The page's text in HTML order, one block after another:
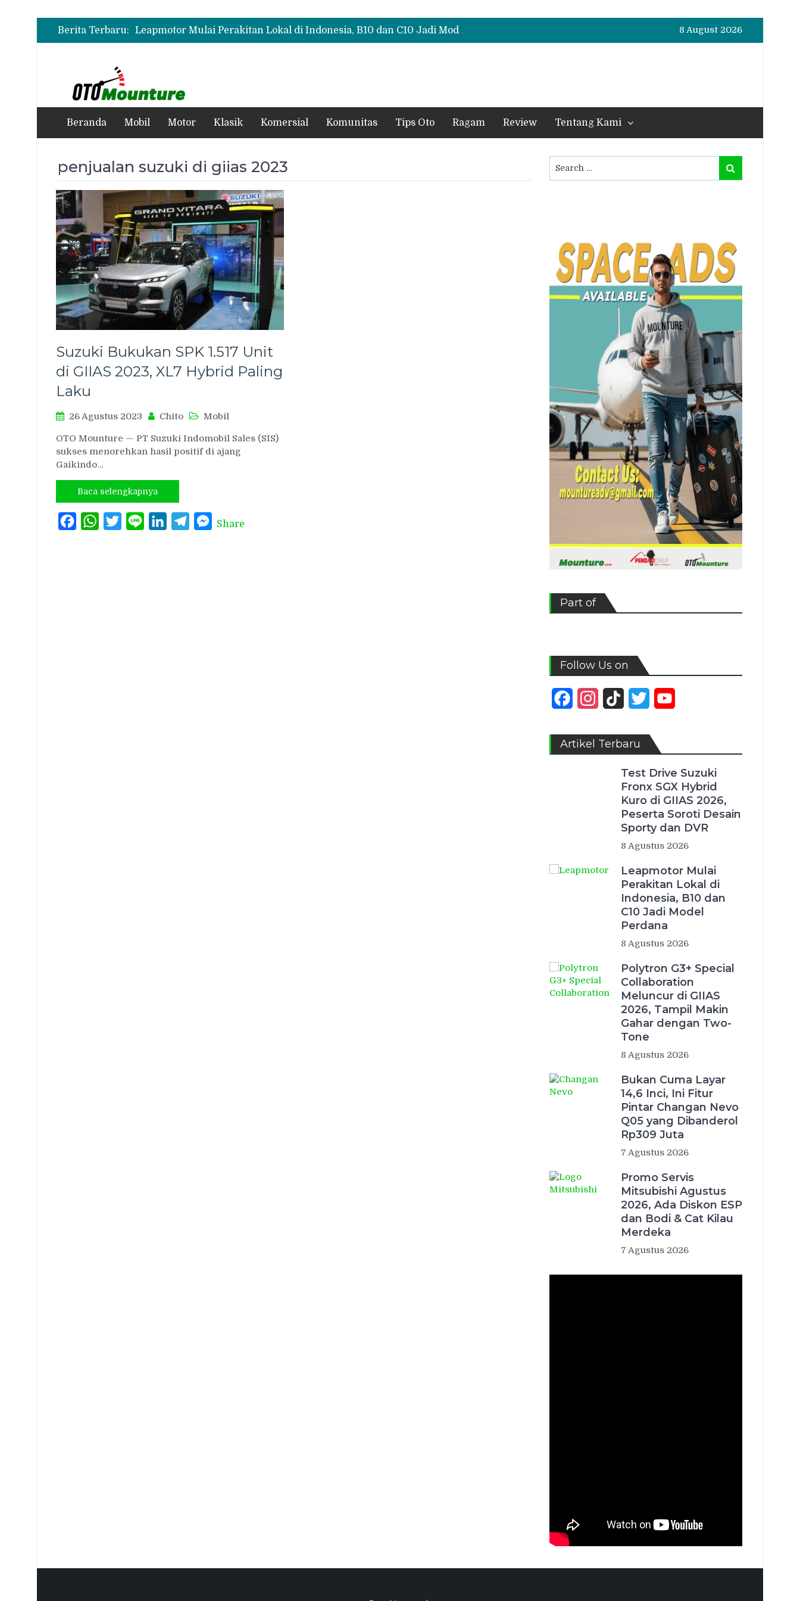
Berita Terbaru:
Test Drive Suzuki Fronx SGX Hybrid Kuro di GIIAS 2026, Peserta Soroti Desain Sporty dan DVR
Leapmotor Mulai Perakitan Lokal di Indonesia, B10 dan C10 Jadi Model Perdana
Polytron G3+ Special Collaboration Meluncur di GIIAS 2026, Tampil Makin Gahar dengan Two-Tone
8 August 2026
Beranda Mobil Motor Klasik Komersial Komunitas Tips Oto Ragam Review Tentang Kami
penjualan suzuki di giias 2023
Suzuki Bukukan SPK 1.517 Unit
di GIIAS 2023, XL7 Hybrid Paling
Laku
26 Agustus 2023 Chito Mobil
OTO Mounture — PT Suzuki Indomobil Sales (SIS)
sukses menorehkan hasil positif di ajang
Gaikindo…
Baca selengkapnya
FacebookWhatsAppTwitterLine LinkedInTelegramMessenger
Share
for:
Search
Part of
Follow Us on
FacebookInstagram
TikTok Twitter
Artikel Terbaru
Test Drive Suzuki
Fronx SGX Hybrid
Kuro di GIIAS 2026,
Peserta Soroti Desain
Sporty dan DVR
8 Agustus 2026
Leapmotor Mulai
Perakitan Lokal di
Indonesia, B10 dan
C10 Jadi Model
Perdana
8 Agustus 2026
Polytron G3+ Special
Collaboration
Meluncur di GIIAS
2026, Tampil Makin
Gahar dengan Two-
Tone
8 Agustus 2026
Bukan Cuma Layar
14,6 Inci, Ini Fitur
Pintar Changan Nevo
Q05 yang Dibanderol
Rp309 Juta
7 Agustus 2026
Promo Servis
Mitsubishi Agustus
2026, Ada Diskon ESP
dan Bodi & Cat Kilau
Merdeka
7 Agustus 2026